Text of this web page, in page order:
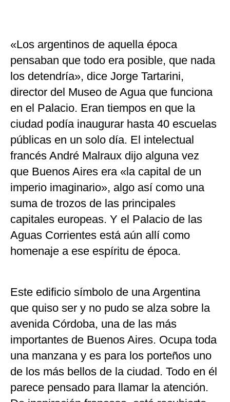
«Los argentinos de aquella época
pensaban que todo era posible, que nada
los detendría», dice Jorge Tartarini,
director del Museo de Agua que funciona
en el Palacio. Eran tiempos en que la
ciudad podía inaugurar hasta 40 escuelas
públicas en un solo día. El intelectual
francés André Malraux dijo alguna vez
que Buenos Aires era «la capital de un
imperio imaginario», algo así como una
suma de trozos de las principales
capitales europeas. Y el Palacio de las
Aguas Corrientes está aún allí como
homenaje a ese espíritu de época.
Este edificio símbolo de una Argentina
que quiso ser y no pudo se alza sobre la
avenida Córdoba, una de las más
importantes de Buenos Aires. Ocupa toda
una manzana y es para los porteños uno
de los más bellos de la ciudad. Todo en él
parece pensado para llamar la atención.